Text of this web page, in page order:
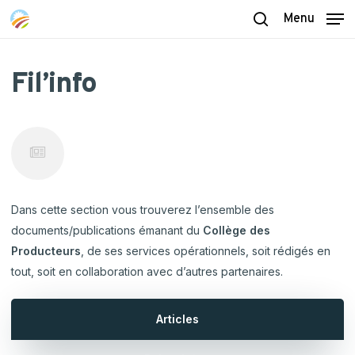
Skip
content
Menu
Fil’info
Dans cette section vous trouverez l’ensemble des
documents/publications émanant du Collège des
Producteurs , de ses services opérationnels, soit rédigés en
tout, soit en collaboration avec d’autres partenaires.
Articles